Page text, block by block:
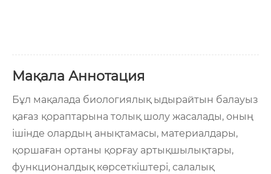
Мақала Аннотация
Бұл мақалада биологиялық ыдырайтын балауыз
қағаз қораптарына толық шолу жасалады, оның
ішінде олардың анықтамасы, материалдары,
қоршаған ортаны қорғау артықшылықтары,
функционалдық көрсеткіштері, салалық